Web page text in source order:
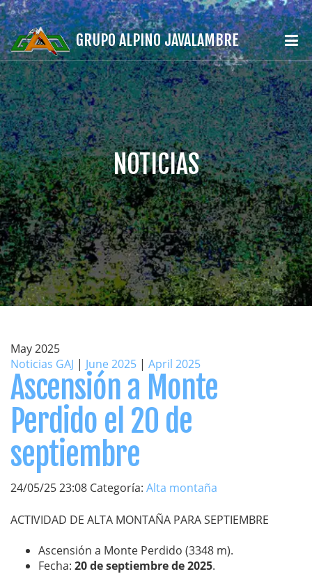
GRUPO ALPINO JAVALAMBRE
NOTICIAS
May 2025
Noticias GAJ | June 2025 | April 2025
Ascensión a Monte
Perdido el 20 de
septiembre
24/05/25 23:08 Categoría: Alta montaña
ACTIVIDAD DE ALTA MONTAÑA PARA SEPTIEMBRE
Ascensión a Monte Perdido (3348 m).
Fecha: 20 de septiembre de 2025.